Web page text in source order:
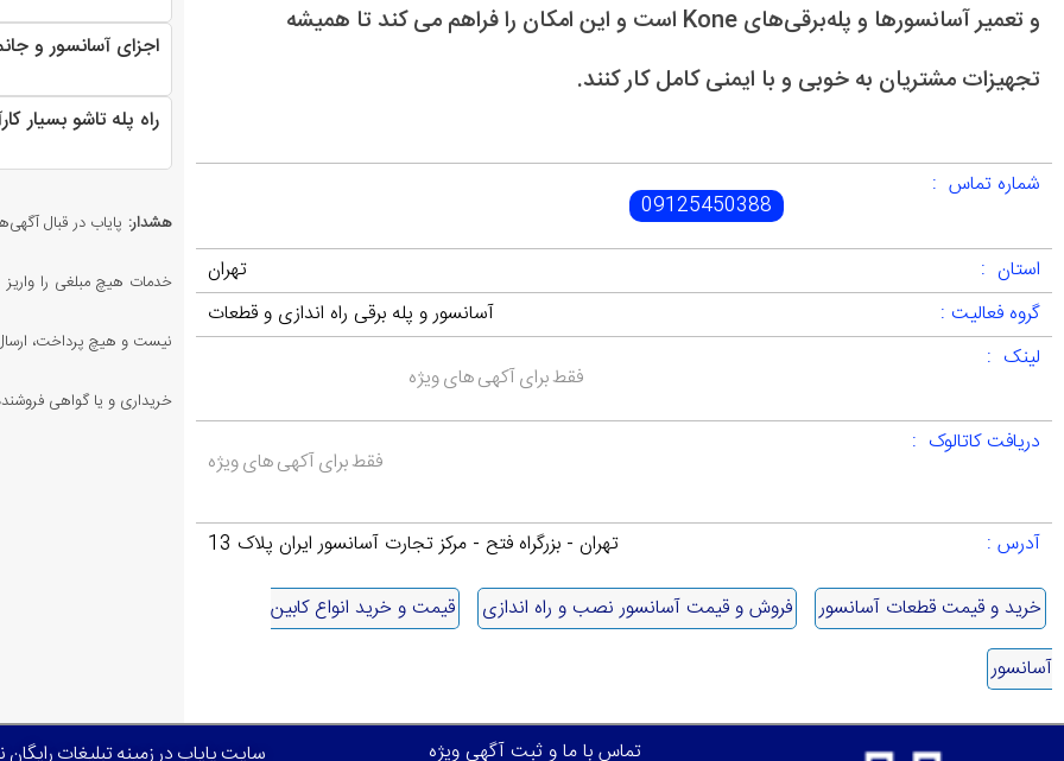
و تعمیر آسانسورها و پله‌برقی‌های Kone است و این امکان را فراهم می کند تا همیشه
تجهیزات مشتریان به خوبی و با ایمنی کامل کار کنند.
شماره تماس :
09125450388
استان :
تهران
گروه فعالیت :
آسانسور و پله برقی راه اندازی و قطعات
لینک :
فقط برای آکهی های ویژه
دریافت کاتالوک :
فقط برای آکهی های ویژه
آدرس :
تهران - بزرگراه فتح - مرکز تجارت آسانسور ایران پلاک 13
خرید و قیمت قطعات آسانسور
فروش و قیمت آسانسور نصب و راه اندازی
قیمت و خرید انواع کابین
آسانسور
اجزای آسانسور و
راه پله تاشو بسیار
هشدار: پایاب در قبال
خدمات هیچ مبلغی را
نیست و هیچ پرداخت،
خریداری و یا گواهی
تماس با ما و ثبت آگهی ویژه سایت پایاب در زمینه تبلیغات